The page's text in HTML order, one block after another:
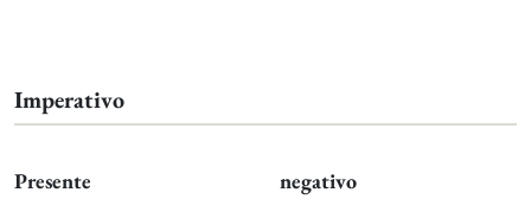
Imperativo
Presente negativo